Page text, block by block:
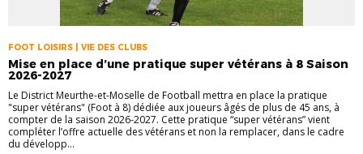
FOOT LOISIRS | VIE DES CLUBS
Mise en place d’une pratique super vétérans à 8 Saison
2026-2027
Le District Meurthe-et-Moselle de Football mettra en place la pratique
"super vétérans" (Foot à 8) dédiée aux joueurs âgés de plus de 45 ans, à
compter de la saison 2026-2027. Cette pratique “super vétérans” vient
compléter l’offre actuelle des vétérans et non la remplacer, dans le cadre
du développ...